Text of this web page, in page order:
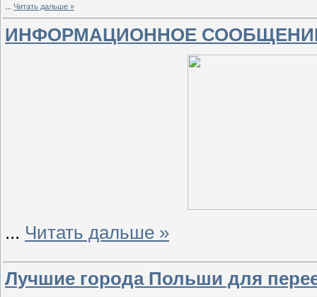
Читать дальше »
ИНФОРМАЦИОННОЕ
... Читать дальше »
Лучшие города Польши для